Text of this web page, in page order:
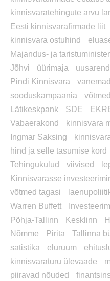
kinnisvaratehingute arvu
Eesti kinnisvarafirmade liit
kinnisvara ostuhind
Majandus- ja taristuminister
Jõhvi
üürimaja
Pindi Kinnisvara
sooduskampaania
Lätikeskpank
SDE
Vabaerakond
kinnisvara
Ingmar Saksing
hind ja selle tasumise kord
Tehingukulud
viivised
Kinnisvarasse
võtmed tagasi
Warren Buffett
Põhja-Tallinn
Kesklinn
Nõmme
Pirita Tallinna
satistika
eluruum
kinnisvaraturu ülevaade
piiravad nõuded